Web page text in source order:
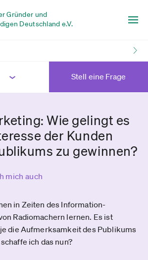
Gründer und
Deutschland e.V.
Stell eine Frage
Wie gelingt es
der Kunden
zu gewinnen?
mich auch
in Zeiten des Information-
Radiomachern lernen. Es ist
die Aufmerksamkeit des Publikums
ich das nun?